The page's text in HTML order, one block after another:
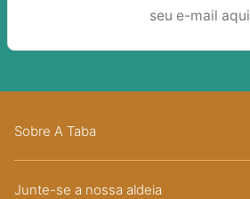
Sobre A Taba
Junte-se a nossa aldeia